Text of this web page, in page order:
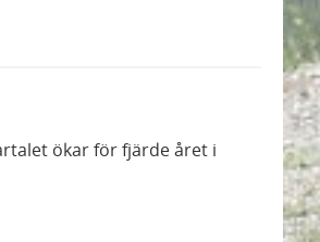
ökar för fjärde året i